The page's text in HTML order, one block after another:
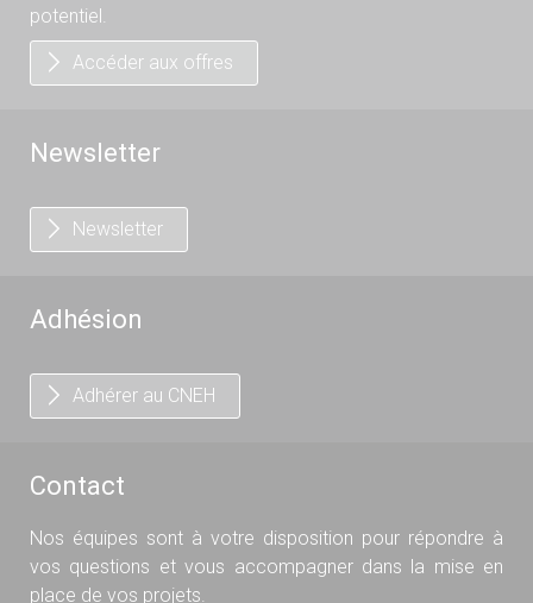
potentiel.
Accéder aux offres
Newsletter
Newsletter
Adhésion
Adhérer au CNEH
Contact
Nos équipes sont à votre disposition pour répondre à
vos questions et vous accompagner dans la mise en
place de vos projets.